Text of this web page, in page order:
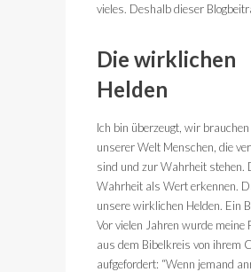
vieles. Deshalb dieser
Die wirklichen
Helden
Ich bin überzeugt, wir brauchen
unserer Welt Menschen, die
sind und zur Wahrheit stehen.
Wahrheit als Wert erkennen.
unsere wirklichen Helden. Ein
Vor vielen Jahren wurde meine
aus dem Bibelkreis von ihrem
aufgefordert: “Wenn jemand